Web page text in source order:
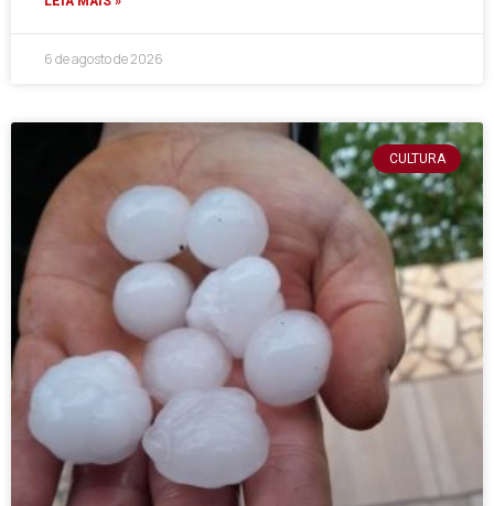
6 de agosto de 2026
CULTURA